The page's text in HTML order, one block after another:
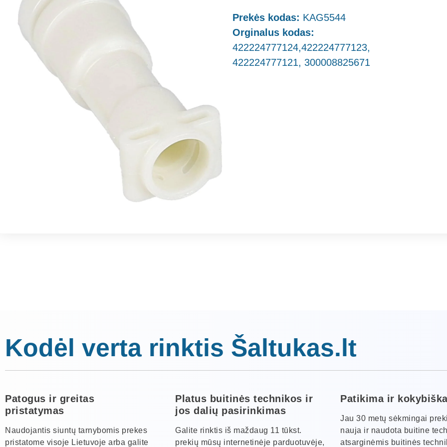
Prekės kodas: KAG5544
Orginalus kodas:
422224777124,422224777123,
422224777121, 300008825671
Kodėl verta rinktis Šaltukas.lt
Patogus ir greitas
pristatymas
Naudojantis siuntų tarnybomis prekes
pristatome visoje Lietuvoje arba galite
Platus buitinės technikos ir
jos dalių pasirinkimas
Galite rinktis iš maždaug 11 tūkst.
prekių mūsų internetinėje parduotuvėje,
Patikima ir
Jau 30 metų sėkmingai
nauja ir naudota buitine
atsarginėmis buitinės